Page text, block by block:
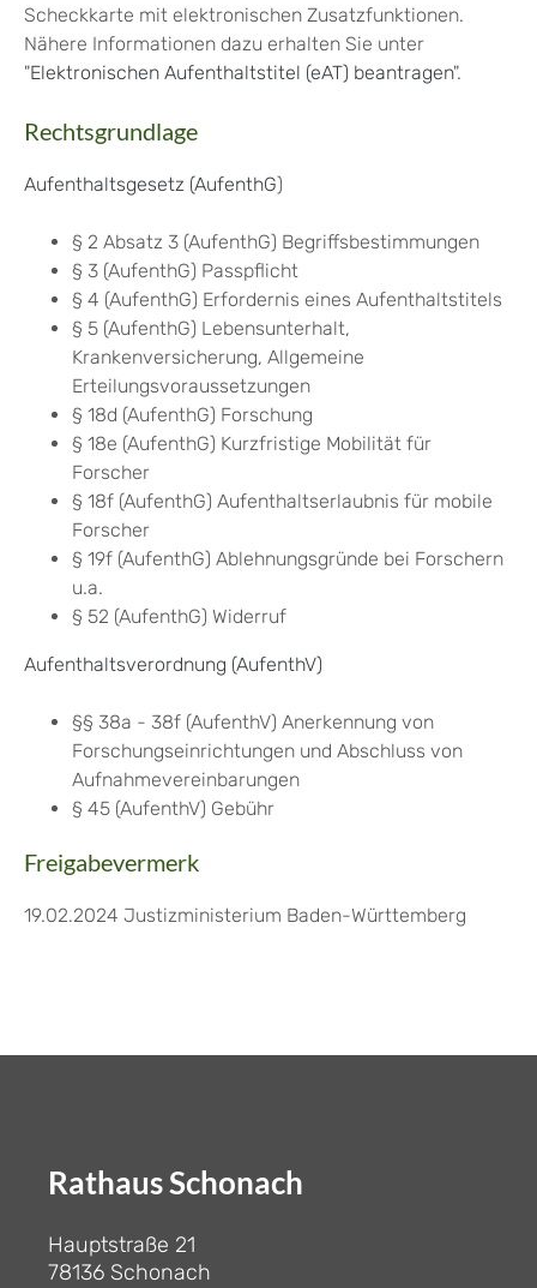
Scheckkarte mit elektronischen Zusatzfunktionen.
Nähere Informationen dazu erhalten Sie unter
"Elektronischen Aufenthaltstitel (eAT) beantragen".
Rechtsgrundlage
Aufenthaltsgesetz (AufenthG)
§ 2 Absatz 3 (AufenthG) Begriffsbestimmungen
§ 3 (AufenthG) Passpflicht
§ 4 (AufenthG) Erfordernis eines Aufenthaltstitels
§ 5 (AufenthG) Lebensunterhalt,
Krankenversicherung, Allgemeine
Erteilungsvoraussetzungen
§ 18d (AufenthG) Forschung
§ 18e (AufenthG) Kurzfristige Mobilität für
Forscher
§ 18f (AufenthG) Aufenthaltserlaubnis für mobile
Forscher
§ 19f (AufenthG) Ablehnungsgründe bei Forschern
u.a.
§ 52 (AufenthG) Widerruf
Aufenthaltsverordnung (AufenthV)
§§ 38a - 38f (AufenthV) Anerkennung von
Forschungseinrichtungen und Abschluss von
Aufnahmevereinbarungen
§ 45 (AufenthV) Gebühr
Freigabevermerk
19.02.2024 Justizministerium Baden-Württemberg
Rathaus Schonach
Hauptstraße 21
78136 Schonach